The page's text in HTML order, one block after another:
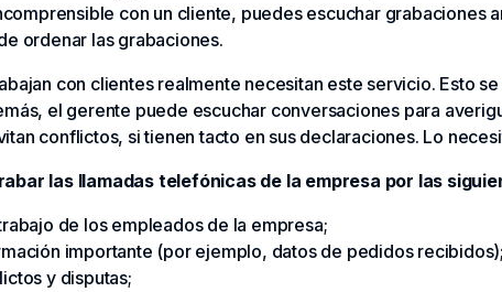
con un cliente, puedes escuchar grabaciones
ordenar las grabaciones.
con clientes realmente necesitan este servicio. Esto
el gerente puede escuchar conversaciones para
conflictos, si tienen tacto en sus declaraciones. Lo
las llamadas telefónicas de la empresa por las
de los empleados de la empresa;
importante (por ejemplo, datos de pedidos recibidos);
y disputas;